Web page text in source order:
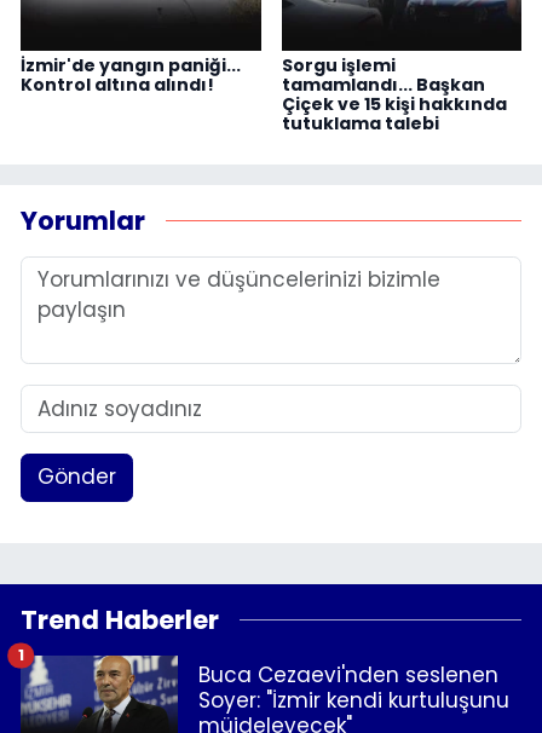
İzmir'de yangın paniği...
Kontrol altına alındı!
Sorgu işlemi
tamamlandı... Başkan
Çiçek ve 15 kişi hakkında
tutuklama talebi
Yorumlar
Gönder
Trend Haberler
Buca Cezaevi'nden seslenen
Soyer: "İzmir kendi kurtuluşunu
müjdeleyecek"
1